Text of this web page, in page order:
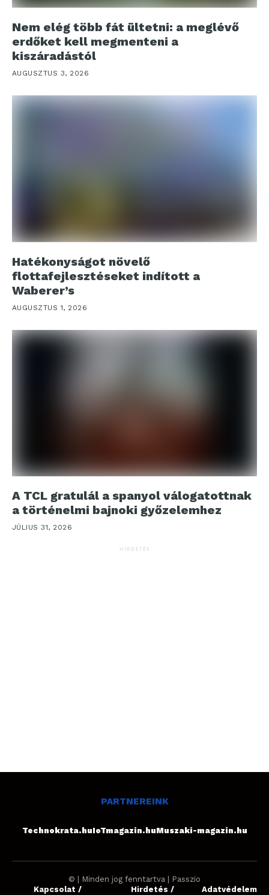
Nem elég több fát ültetni: a meglévő
erdőket kell megmenteni a
kiszáradástól
AUGUSZTUS 3, 2026
Hatékonyságot növelő
flottafejlesztéseket indított a
Waberer’s
AUGUSZTUS 1, 2026
A TCL gratulál a spanyol válogatottnak
a történelmi bajnoki győzelemhez
JÚLIUS 31, 2026
HIRDETÉS
PARTNEREINK
Technokrata.huIoTmagazin.huMuszaki-magazin.hu
© | Minden jog fenntartva | Passzio
Kapcsolat /
Hirdetés /
Adatvédelem